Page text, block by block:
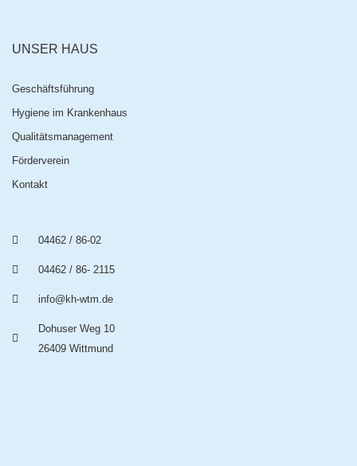
UNSER HAUS
Geschäftsführung
Hygiene im Krankenhaus
Qualitätsmanagement
Förderverein
Kontakt
04462 / 86-02
04462 / 86- 2115
info@kh-wtm.de
Dohuser Weg 10
26409 Wittmund